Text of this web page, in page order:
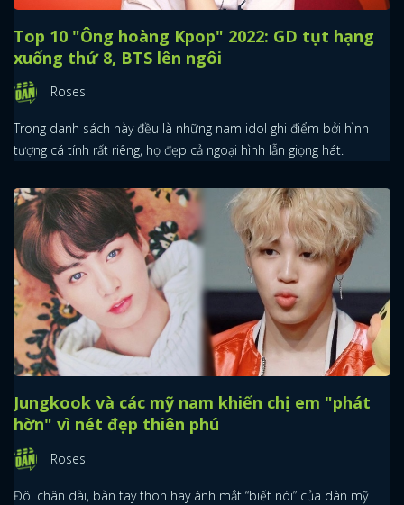
Top 10 "Ông hoàng Kpop" 2022: GD tụt hạng
xuống thứ 8, BTS lên ngôi
Roses
Trong danh sách này đều là những nam idol ghi điểm bởi hình
tượng cá tính rất riêng, họ đẹp cả ngoại hình lẫn giọng hát.
Jungkook và các mỹ nam khiến chị em "phát
hờn" vì nét đẹp thiên phú
Roses
Đôi chân dài, bàn tay thon hay ánh mắt “biết nói” của dàn mỹ